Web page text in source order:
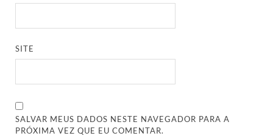
SITE
SALVAR MEUS DADOS NESTE NAVEGADOR PARA A
PRÓXIMA VEZ QUE EU COMENTAR.